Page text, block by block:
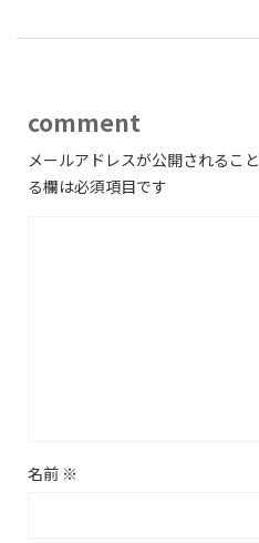
comment
メールアドレスが公開されるこ
る欄は必須項目です
名前 ※